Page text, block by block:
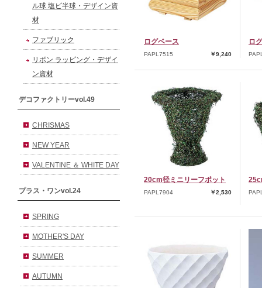
ル球 塩ビ半球・デザイン資
材
ファブリック
リボン ラッピング・デザイ
ン資材
デコファクトリーvol.49
CHRISMAS
NEW YEAR
VALENTINE ＆ WHITE DAY
プラス・ワンvol.24
SPRING
MOTHER'S DAY
SUMMER
AUTUMN
ログベース
PAPL7515 ￥9,240
ロ
20cm径ミニリーフポット
PAPL7904 ￥2,530